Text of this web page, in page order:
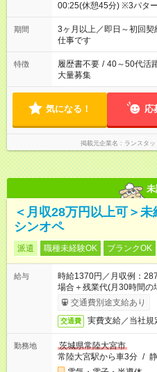
00:25(休憩45分) ※3パタ
す！
期間
3ヶ月以上／即日～初回
仕事です
特徴 履歴書不要 / 40～50代活
大量募集
気になる！ 応
掲載元企業名 ランスタ
＜月収28万円以上可＞
シンオペ
派遣 職種未経験OK ブランクOK
給与
時給1370円／月収例：
場合＋残業代(月30時間の
交通費別途支給あり
交通費 実費支給／当社規
勤務地
茨城県常陸大宮市
常陸大宮駅から車3分 /